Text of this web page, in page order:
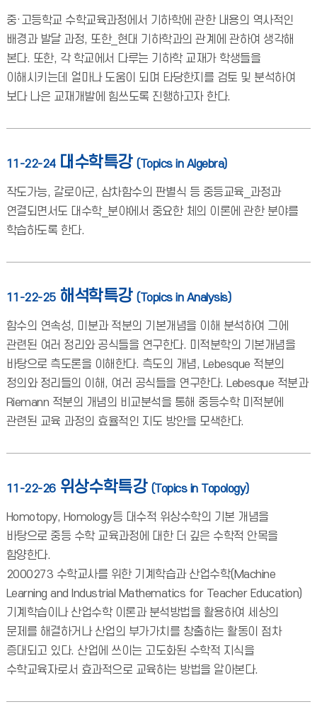
중·고등학교 수학교육과정에서 기하학에 관한 내용의 역사적인
배경과 발달 과정, 또한_현대 기하학과의 관계에 관하여 생각해
본다. 또한, 각 학교에서 다루는 기하학 교재가 학생들을
이해시키는데 얼마나 도움이 되며 타당한지를 검토 및 분석하여
보다 나은 교재개발에 힘쓰도록 진행하고자 한다.
11-22-24 대수학특강 (Topics in Algebra)
작도가능, 갈로아군, 삼차함수의 판별식 등 중등교육_과정과
연결되면서도 대수학_분야에서 중요한 체의 이론에 관한 분야를
학습하도록 한다.
11-22-25 해석학특강 (Topics in Analysis)
함수의 연속성, 미분과 적분의 기본개념을 이해 분석하여 그에
관련된 여러 정리와 공식들을 연구한다. 미적분학의 기본개념을
바탕으로 측도론을 이해한다. 측도의 개념, Lebesque 적분의
정의와 정리들의 이해, 여러 공식들을 연구한다. Lebesque 적분과
Riemann 적분의 개념의 비교분석을 통해 중등수학 미적분에
관련된 교육 과정의 효율적인 지도 방안을 모색한다.
11-22-26 위상수학특강 (Topics in Topology)
Homotopy, Homology등 대수적 위상수학의 기본 개념을
바탕으로 중등 수학 교육과정에 대한 더 깊은 수학적 안목을
함양한다.
2000273 수학교사를 위한 기계학습과 산업수학(Machine
Learning and Industrial Mathematics for Teacher Education)
기계학습이나 산업수학 이론과 분석방법을 활용하여 세상의
문제를 해결하거나 산업의 부가가치를 창출하는 활동이 점차
증대되고 있다. 산업에 쓰이는 고도화된 수학적 지식을
수학교육자로서 효과적으로 교육하는 방법을 알아본다.